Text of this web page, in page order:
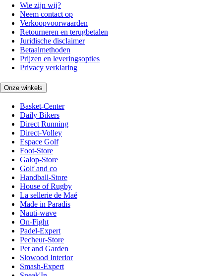
Wie zijn wij?
Neem contact op
Verkoopvoorwaarden
Retourneren en terugbetalen
Juridische disclaimer
Betaalmethoden
Prijzen en leveringsopties
Privacy verklaring
Onze winkels
Basket-Center
Daily Bikers
Direct Running
Direct-Volley
Espace Golf
Foot-Store
Galop-Store
Golf and co
Handball-Store
House of Rugby
La sellerie de Maé
Made in Paradis
Nauti-wave
On-Fight
Padel-Expert
Pecheur-Store
Pet and Garden
Slowood Interior
Smash-Expert